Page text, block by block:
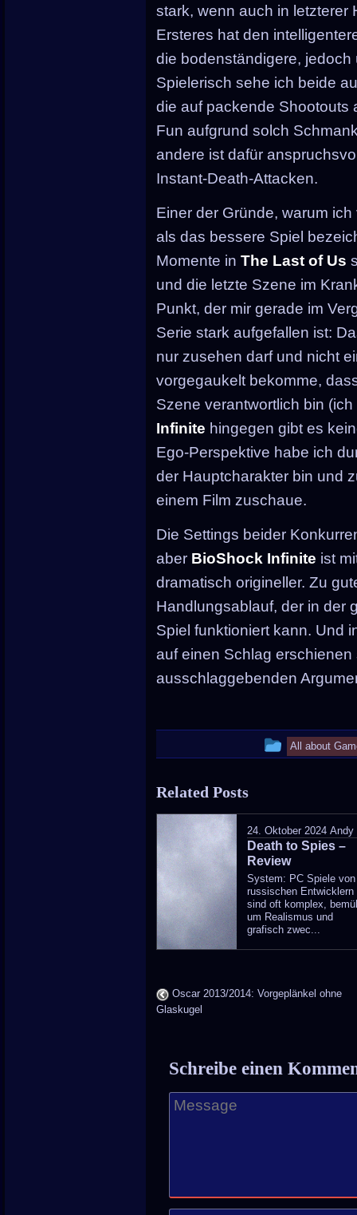
stark, wenn auch in letzterer
Ersteres hat den
die bodenständigere,
Spielerisch sehe ich beide
die auf packende Shootouts
Fun aufgrund solch
andere ist dafür
Instant-Death-Attacken.
Einer der Gründe, warum
als das bessere Spiel
Momente inThe Last of Us
und die letzte Szene im
Punkt, der mir gerade im
Serie stark aufgefallen ist:
nur zusehen darf und nicht
vorgegaukelt bekomme,
Szene verantwortlich bin
Infinite hingegen gibt es
Ego-Perspektive habe ich
der Hauptcharakter bin und
einem Film zuschaue.
Die Settings beider
aber BioShock Infinite ist
dramatisch origineller. Zu
Handlungsablauf, der in der
Spiel funktioniert kann. Und
auf einen Schlag
ausschlaggebenden
This
in
All about
Related Posts
24. Oktober 2024 Andy
Death to Spies –
Review
System: PC Spiele von
russischen Entwicklern
sind oft komplex,
um Realismus und
grafisch zwec...
Oscar 2013/2014: Vorgeplänkel ohne
Glaskugel
Schreibe einen